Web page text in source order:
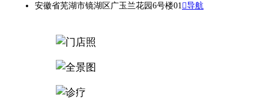
安徽省芜湖市镜湖区广玉兰花园6号楼01 导航